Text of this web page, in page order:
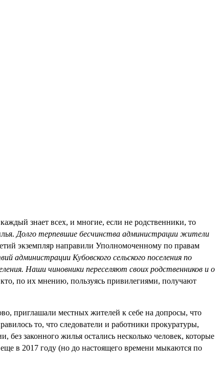
знает всех, и многие, если не родственники, то
Долго терпевшие бесчинства администрации жители
экземпляр направили Уполномоченному по правам
администрации Кубовского сельского поселения по
Наши чиновники переселяют своих родственников и о
по их мнению, пользуясь привилегиями, получают
приглашали местных жителей к себе на допросы, что
то, что следователи и работники прокуратуры,
законного жилья остались несколько человек, которые
в 2017 году (но до настоящего времени мыкаются по